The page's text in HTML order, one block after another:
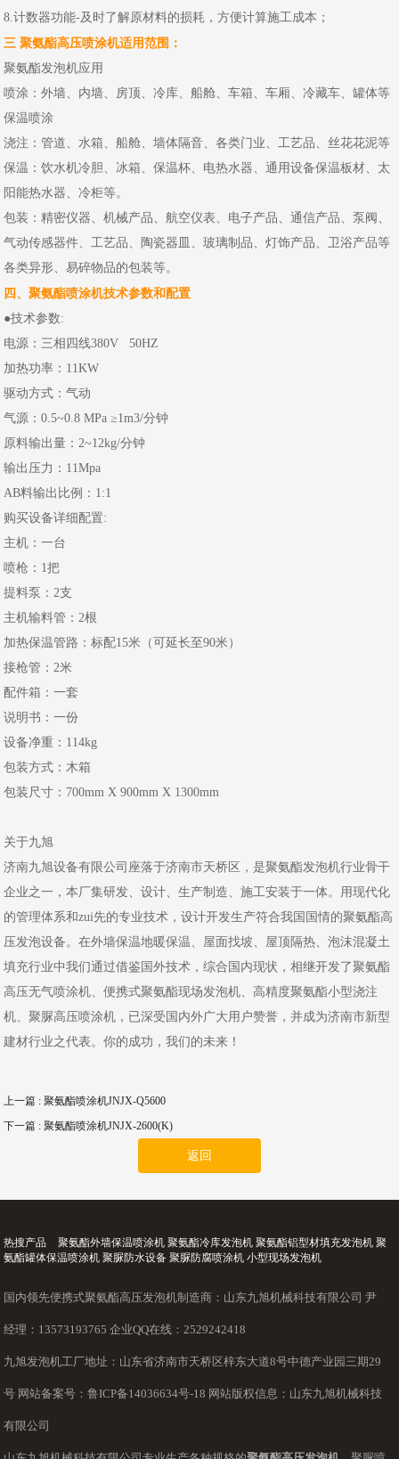
8.计数器功能-及时了解原材料的损耗，方便计算施工成本；
三 聚氨酯高压喷涂机适用范围：
聚氨酯发泡机应用
喷涂：外墙、内墙、房顶、冷库、船舱、车箱、车厢、冷藏车、罐体等
保温喷涂
浇注：管道、水箱、船舱、墙体隔音、各类门业、工艺品、丝花花泥等
保温：饮水机冷胆、冰箱、保温杯、电热水器、通用设备保温板材、太
阳能热水器、冷柜等。
包装：精密仪器、机械产品、航空仪表、电子产品、通信产品、泵阀、
气动传感器件、工艺品、陶瓷器皿、玻璃制品、灯饰产品、卫浴产品等
各类异形、易碎物品的包装等。
四、聚氨酯喷涂机技术参数和配置
●技术参数:
电源：三相四线380V 50HZ
加热功率：11KW
驱动方式：气动
气源：0.5~0.8 MPa ≥1m3/分钟
原料输出量：2~12kg/分钟
输出压力：11Mpa
AB料输出比例：1:1
购买设备详细配置:
主机：一台
喷枪：1把
提料泵：2支
主机输料管：2根
加热保温管路：标配15米（可延长至90米）
接枪管：2米
配件箱：一套
说明书：一份
设备净重：114kg
包装方式：木箱
包装尺寸：700mm X 900mm X 1300mm
关于九旭
济南九旭设备有限公司座落于济南市天桥区，是聚氨酯发泡机行业骨干
企业之一，本厂集研发、设计、生产制造、施工安装于一体。用现代化
的管理体系和zui先的专业技术，设计开发生产符合我国国情的聚氨酯高
压发泡设备。在外墙保温地暖保温、屋面找坡、屋顶隔热、泡沫混凝土
填充行业中我们通过借鉴国外技术，综合国内现状，相继开发了聚氨酯
高压无气喷涂机、便携式聚氨酯现场发泡机、高精度聚氨酯小型浇注
机、聚脲高压喷涂机，已深受国内外广大用户赞誉，并成为济南市新型
建材行业之代表。你的成功，我们的未来！
上一篇 : 聚氨酯喷涂机JNJX-Q5600
下一篇 : 聚氨酯喷涂机JNJX-2600(K)
返回
热搜产品
聚氨酯外墙保温喷涂机 聚氨酯冷库发泡机 聚氨酯铝型材填充发泡机 聚
氨酯罐体保温喷涂机 聚脲防水设备 聚脲防腐喷涂机 小型现场发泡机
国内领先便携式聚氨酯高压发泡机制造商：山东九旭机械科技有限公司 尹
经理：13573193765 企业QQ在线：2529242418
九旭发泡机工厂地址：山东省济南市天桥区梓东大道8号中德产业园三期29
号 网站备案号：鲁ICP备14036634号-18 网站版权信息：山东九旭机械科技
有限公司